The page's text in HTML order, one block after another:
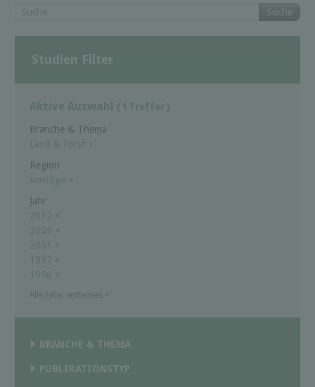
Suche
Studien Filter
Aktive Auswahl ( 1 Treffer )
Branche & Thema
Land & Forst ×
Region
sonstige ×
Jahr
2012 ×
2009 ×
2001
×
1997 ×
1996 ×
BRANCHE & THEMA
PUBLIKATIONSTYP